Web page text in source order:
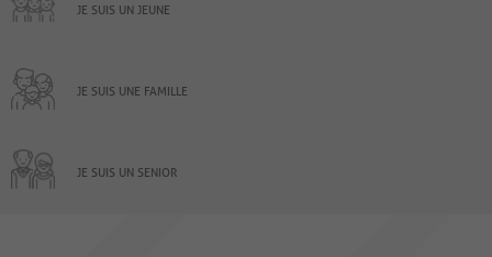
JE SUIS UN JEUNE
JE SUIS UNE FAMILLE
JE SUIS UN SENIOR